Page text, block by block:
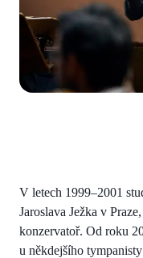
V letech 1999–2001
Jaroslava Ježka v
konzervatoř. Od roku
u někdejšího